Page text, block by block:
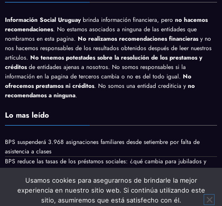
Información Social Uruguaybrinda información financiera, pero no hacemos
recomendaciones. No estamos asociados a ninguna de las entidades que
nombramos en esta pagina. No realizamos recomendaciones financierasy no
nos hacemos responsables de los resultados obtenidos después de leer nuestros
artículos. No tenemos potestades sobre la resolución de los prestamos y
créditosde entidades ajenas a nosotros. No somos responsables si la
información en la pagina de terceros cambia o no es del todo igual. No
ofrecemos prestamos ni créditos. No somos una entidad crediticia y no
recomendamos a ninguna.
Lo mas leído
BPS suspenderá 3.968 asignaciones familiares desde setiembre por falta de
asistencia a clases
BPS reduce las tasas de los préstamos sociales: ¿qué cambia para jubilados y
pensionistas?
Jubilaciones y pensiones minimas vienen con aumento en Agosto
Usamos cookies para asegurarnos de brindarle la mejor
experiencia en nuestro sitio web. Si continúa utilizando este
sitio, asumiremos que está satisfecho con él.